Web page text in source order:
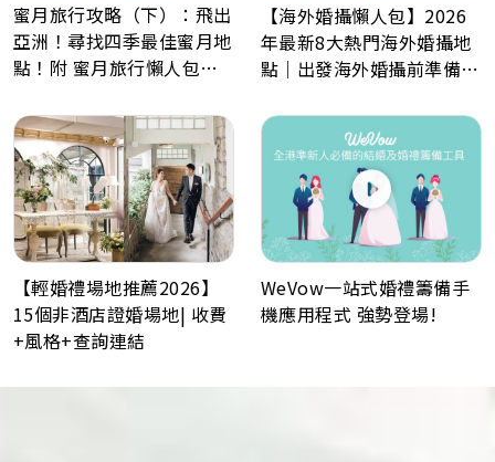
蜜月旅行攻略（下）：飛出
亞洲！尋找四季最佳蜜月地
點！附 蜜月旅行懶人包、
【海外婚攝懶人包】2026
年最新8大熱門海外婚攝地
點｜出發海外婚攝前準備事
【輕婚禮場地推薦2026】
15個非酒店證婚場地| 收費
+風格+查詢連結
WeVow一站式婚禮籌備手
機應用程式 強勢登場!